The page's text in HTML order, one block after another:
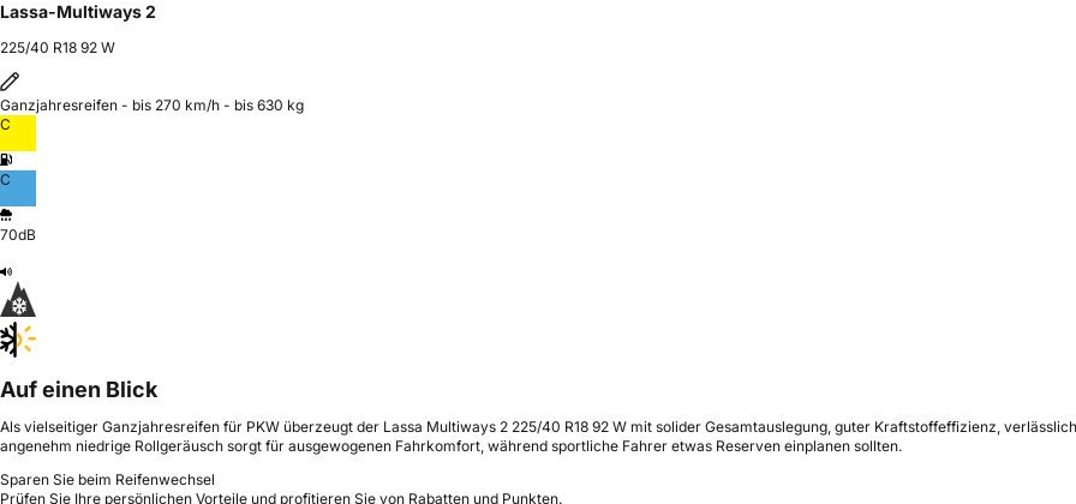
Lassa-Multiways 2
225/40 R18 92 W
Ganzjahresreifen - bis 270 km/h - bis 630 kg
C
C
70dB
Auf einen Blick
Als vielseitiger Ganzjahresreifen für PKW überzeugt der Lassa Multiways 2 225/40 R18 92 W mit solider Gesamtauslegung, guter Kraftstoffeffizienz,
angenehm niedrige Rollgeräusch sorgt für ausgewogenen Fahrkomfort, während sportliche Fahrer etwas Reserven einplanen sollten.
Sparen Sie beim Reifenwechsel
Prüfen Sie Ihre persönlichen Vorteile und profitieren Sie von Rabatten und Punkten.